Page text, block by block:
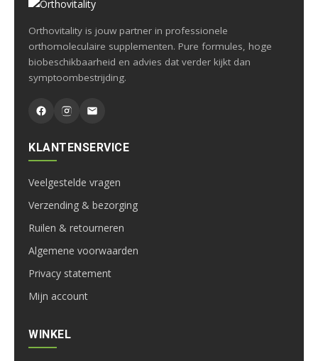
Orthovitality is jouw partner in professionele
orthomoleculaire supplementen. Pure formules, hoge
biobeschikbaarheid en advies dat verder kijkt dan
symptoombestrijding.
KLANTENSERVICE
Veelgestelde vragen
Verzending & bezorging
Ruilen & retourneren
Algemene voorwaarden
Privacy statement
Mijn account
WINKEL